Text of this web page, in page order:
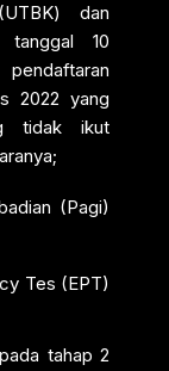
dan
tanggal 10
2022 yang
tidak ikut
(Pagi)
Tes (EPT)
tahap 2